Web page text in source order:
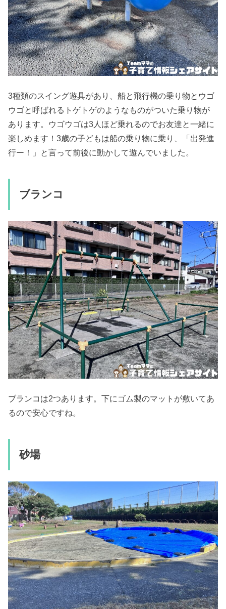
3種類のスイング遊具があり、船と飛行機の乗り物とウゴ
ウゴと呼ばれるトゲトゲのようなものがついた乗り物が
あります。ウゴウゴは3人ほど乗れるのでお友達と一緒に
楽しめます！3歳の子どもは船の乗り物に乗り、「出発進
行ー！」と言って前後に動かして遊んでいました。
ブランコ
ブランコは2つあります。下にゴム製のマットが敷いてあ
るので安心ですね。
砂場